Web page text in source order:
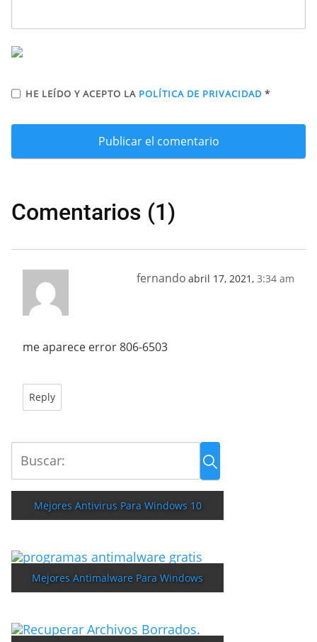
HE LEÍDO Y ACEPTO LA POLÍTICA DE PRIVACIDAD *
Comentarios (1)
fernando abril 17, 2021, 3:34 am
me aparece error 806-6503
Reply
Mejores Antivirus Para Windows 10
Mejores Antimalware Para Windows